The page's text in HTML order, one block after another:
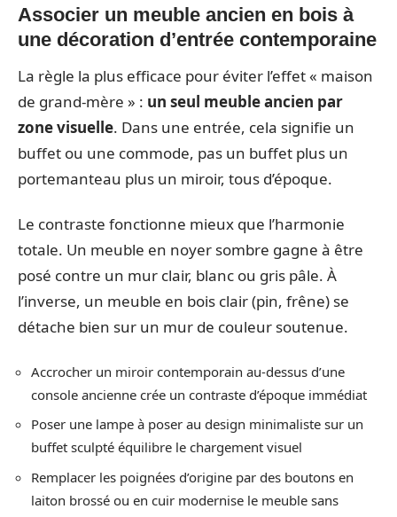
Associer un meuble ancien en bois à
une décoration d’entrée contemporaine
La règle la plus efficace pour éviter l’effet « maison
de grand-mère » : un seul meuble ancien par
zone visuelle. Dans une entrée, cela signifie un
buffet ou une commode, pas un buffet plus un
portemanteau plus un miroir, tous d’époque.
Le contraste fonctionne mieux que l’harmonie
totale. Un meuble en noyer sombre gagne à être
posé contre un mur clair, blanc ou gris pâle. À
l’inverse, un meuble en bois clair (pin, frêne) se
détache bien sur un mur de couleur soutenue.
Accrocher un miroir contemporain au-dessus d’une
console ancienne crée un contraste d’époque immédiat
Poser une lampe à poser au design minimaliste sur un
buffet sculpté équilibre le chargement visuel
Remplacer les poignées d’origine par des boutons en
laiton brossé ou en cuir modernise le meuble sans